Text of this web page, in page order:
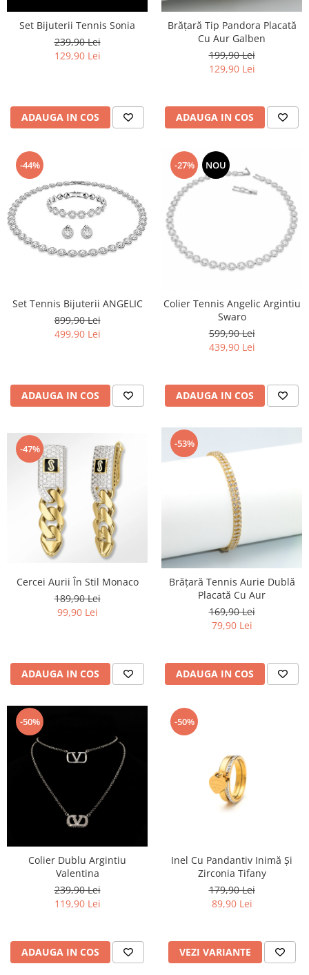
Set Bijuterii Tennis Sonia
239,90 Lei
129,90 Lei
ADAUGA IN COS
Brățară Tip Pandora Placată
Cu Aur Galben
199,90 Lei
129,90 Lei
ADAUGA IN COS
-44%
Set Tennis Bijuterii ANGELIC
899,90 Lei
499,90 Lei
ADAUGA IN COS
-27% NOU
Colier Tennis Angelic Argintiu
Swaro
599,90 Lei
439,90 Lei
ADAUGA IN COS
-47%
Cercei Aurii În Stil Monaco
189,90 Lei
99,90 Lei
ADAUGA IN COS
-53%
Brățară Tennis Aurie Dublă
Placată Cu Aur
169,90 Lei
79,90 Lei
ADAUGA IN COS
-50%
Colier Dublu Argintiu
Valentina
239,90 Lei
119,90 Lei
ADAUGA IN COS
-50%
Inel Cu Pandantiv Inimă Și
Zirconia Tifany
179,90 Lei
89,90 Lei
VEZI VARIANTE